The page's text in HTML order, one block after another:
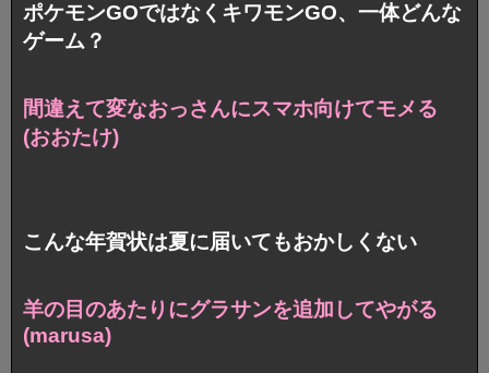
ポケモンGOではなくキワモンGO、一体どんな
ゲーム？
間違えて変なおっさんにスマホ向けてモメる
(おおたけ)
こんな年賀状は夏に届いてもおかしくない
羊の目のあたりにグラサンを追加してやがる
(marusa)